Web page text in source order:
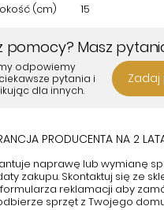
(cm)
15
pomocy? Masz
odpowiemy
pytania i
dla innych.
Zadaj
PRODUCENTA NA 2
naprawę lub wymianę
zakupu. Skontaktuj się ze
reklamacji aby
sprzęt z Twojego